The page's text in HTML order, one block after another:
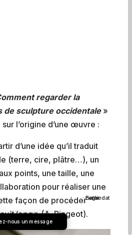
omment regarder la
de sculpture occidentale»
l’origine d’une œuvre :
d’une idée qu’il traduit
(terre, cire, plâtre…), un
points, une taille, une
pour réaliser une
façon de procéder
long» (A. Pingeot).
nous un message